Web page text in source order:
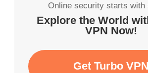
Online security starts with
Explore the World
VPN Now!
Get Turbo VPN